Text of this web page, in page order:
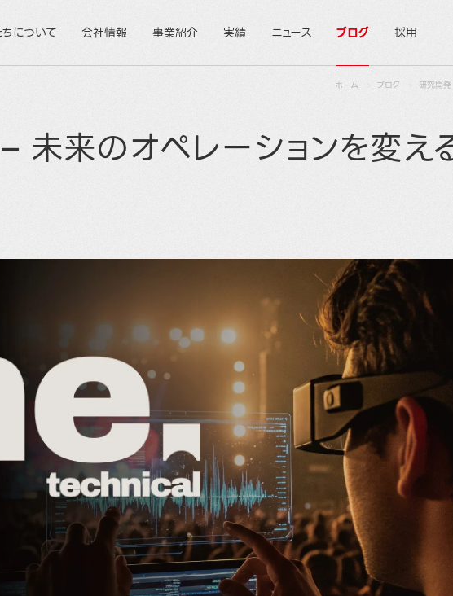
について 会社情報 事業紹介 実績 ニュース ブログ 採用
ホーム ブログ 研究開発
未来のオペレーションを変え